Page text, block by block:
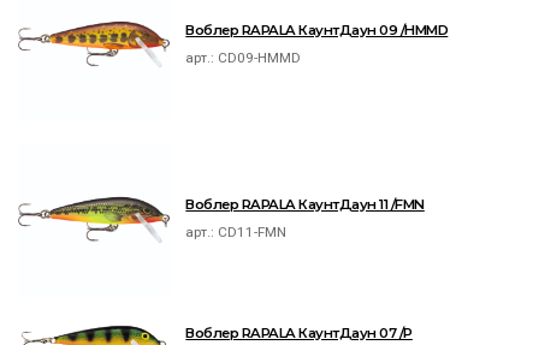
Воблер RAPALA КаунтДаун 09 /HMMD
арт.: CD09-HMMD
Воблер RAPALA КаунтДаун 11 /FMN
арт.: CD11-FMN
Воблер RAPALA КаунтДаун 07 /P